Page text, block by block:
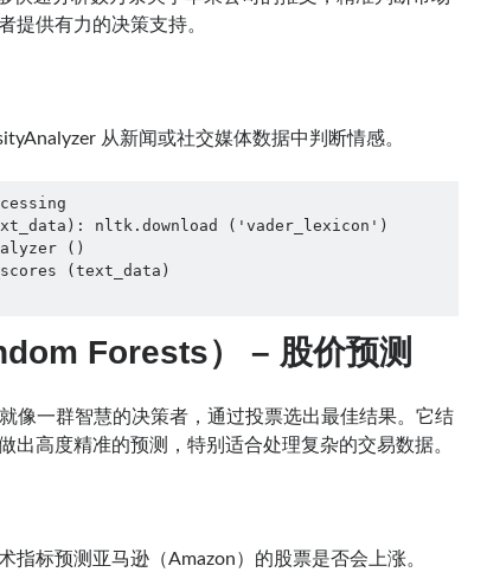
提供有力的决策支持。
从新闻或社交媒体数据中判断情感。
nltk.download ('vader_lexicon')
()
(text_data)
Forests） – 股价预测
像一群智慧的决策者，通过投票选出最佳结果。它结
出高度精准的预测，特别适合处理复杂的交易数据。
指标预测亚马逊（Amazon）的股票是否会上涨。